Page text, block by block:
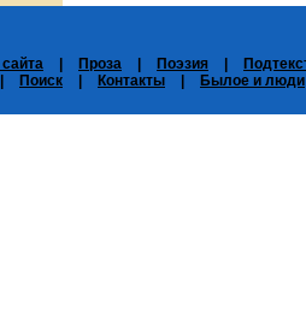
Проза Поэзия
Поиск Контакты Былое и люди